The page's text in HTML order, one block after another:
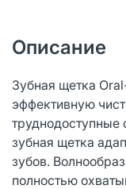
Описание
Зубная щетка
эффективную
труднодоступные
зубная щетка
зубов.
полностью